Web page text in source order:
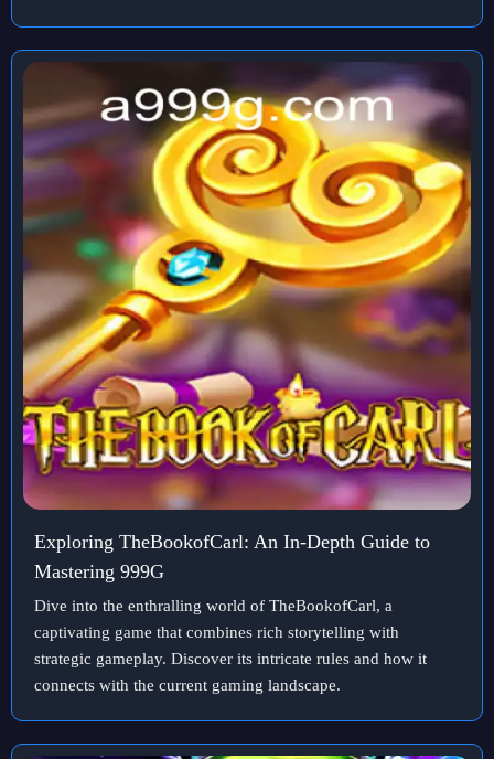
Exploring TheBookofCarl: An In-Depth Guide to
Mastering 999G
Dive into the enthralling world of TheBookofCarl, a
captivating game that combines rich storytelling with
strategic gameplay. Discover its intricate rules and how it
connects with the current gaming landscape.